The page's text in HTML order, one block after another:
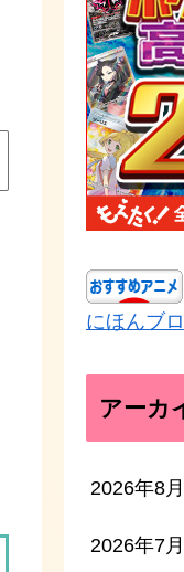
にほんブ
アーカ
2026年8月
2026年7月